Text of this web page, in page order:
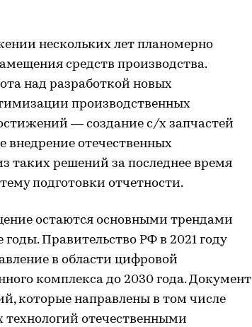
нескольких лет планомерно
средств производства.
над разработкой новых
производственных
— создание с/х запчастей
внедрение отечественных
таких решений за последнее время
подготовки отчетности.
остаются основными трендами
годы. Правительство РФ в 2021 году
в области цифровой
комплекса до 2030 года. Документ
которые направлены в том числе
отечественными